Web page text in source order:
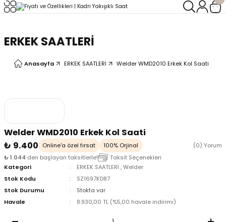
ERKEK SAATLERİ
Anasayfa ERKEK SAATLERİ Welder WMD2010 Erkek Kol Saati
Welder WMD2010 Erkek Kol Saati
₺ 9.400
Online'a özel fırsat 100% Orjinal
(0) Yorum
₺ 1.044 den başlayan taksitlerle!
Taksit Seçenekleri
Kategori
ERKEK SAATLERİ ,Welder
Stok Kodu
SZ1697KD87
Stok Durumu
Stokta var
Havale
8.930,00 TL (%5,00 havale indirimi)
Geri Dön
Geri Dön